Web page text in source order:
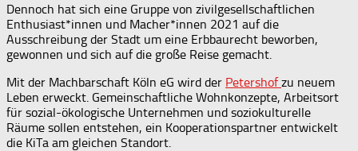
Dennoch hat sich eine Gruppe von zivilgesellschaftlichen
Enthusiast*innen und Macher*innen 2021 auf die
Ausschreibung der Stadt um eine Erbbaurecht beworben,
gewonnen und sich auf die große Reise gemacht.
Mit der Machbarschaft Köln eG wird der Petershofzu neuem
Leben erweckt. Gemeinschaftliche Wohnkonzepte, Arbeitsort
für sozial-ökologische Unternehmen und soziokulturelle
Räume sollen entstehen, ein Kooperationspartner entwickelt
die KiTa am gleichen Standort.